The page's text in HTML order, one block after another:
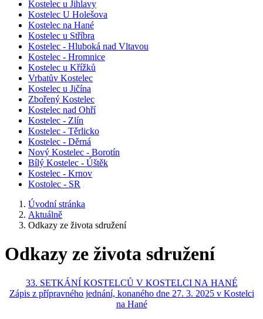
Kostelec u Jihlavy
Kostelec U Holešova
Kostelec na Hané
Kostelec u Stříbra
Kostelec - Hluboká nad Vltavou
Kostelec - Hromnice
Kostelec u Křížků
Vrbatův Kostelec
Kostelec u Jičína
Zbořený Kostelec
Kostelec nad Ohří
Kostelec - Zlín
Kostelec - Těrlicko
Kostelec - Děrná
Nový Kostelec - Borotín
Bílý Kostelec - Úštěk
Kostelec - Krnov
Kostolec - SR
Úvodní stránka
Aktuálně
Odkazy ze života sdružení
Odkazy ze života sdružení
33. SETKÁNÍ KOSTELCŮ V KOSTELCI NA HANÉ
Zápis z přípravného jednání, konaného dne 27. 3. 2025 v Kostelci
na Hané